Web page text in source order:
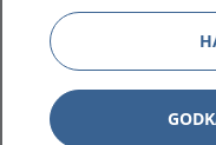
1177 på flera språk